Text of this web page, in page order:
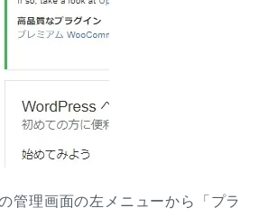
管理画面の左メニューから「プラ